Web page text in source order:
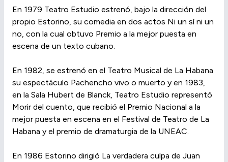
En 1979 Teatro Estudio estrenó, bajo la dirección del
propio Estorino, su comedia en dos actos Ni un sí ni un
no, con la cual obtuvo Premio a la mejor puesta en
escena de un texto cubano.
En 1982, se estrenó en el Teatro Musical de La Habana
su espectáculo Pachencho vivo o muerto y en 1983,
en la Sala Hubert de Blanck, Teatro Estudio representó
Morir del cuento, que recibió el Premio Nacional a la
mejor puesta en escena en el Festival de Teatro de La
Habana y el premio de dramaturgia de la UNEAC.
En 1986 Estorino dirigió La verdadera culpa de Juan